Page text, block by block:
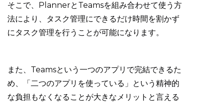
そこで、PlannerとTeamsを組み合わせて使う方
法により、タスク管理にできるだけ時間を割かず
にタスク管理を行うことが可能になります。
また、Teamsという一つのアプリで完結できるた
め、「二つのアプリを使っている」という精神的
な負担もなくなることが大きなメリットと言える